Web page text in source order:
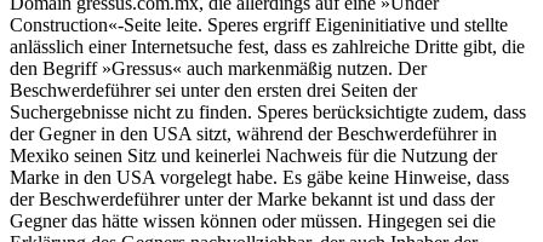
Construction«-Seite leite. Speres ergriff Eigeninitiative und stellte
anlässlich einer Internetsuche fest, dass es zahlreiche Dritte gibt, die
den Begriff »Gressus« auch markenmäßig nutzen. Der
Beschwerdeführer sei unter den ersten drei Seiten der
Suchergebnisse nicht zu finden. Speres berücksichtigte zudem, dass
der Gegner in den USA sitzt, während der Beschwerdeführer in
Mexiko seinen Sitz und keinerlei Nachweis für die Nutzung der
Marke in den USA vorgelegt habe. Es gäbe keine Hinweise, dass
der Beschwerdeführer unter der Marke bekannt ist und dass der
Gegner das hätte wissen können oder müssen. Hingegen sei die